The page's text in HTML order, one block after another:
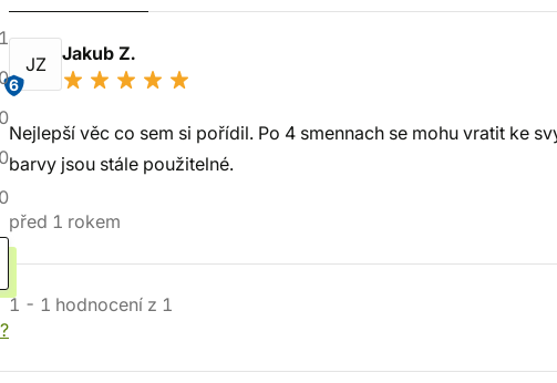
JZ
6
Jakub Z.
Nejlepší věc co sem si pořídil. Po 4 smennach se mohu vratit ke
barvy jsou stále použitelné.
před 1 rokem
1 - 1 hodnocení z 1